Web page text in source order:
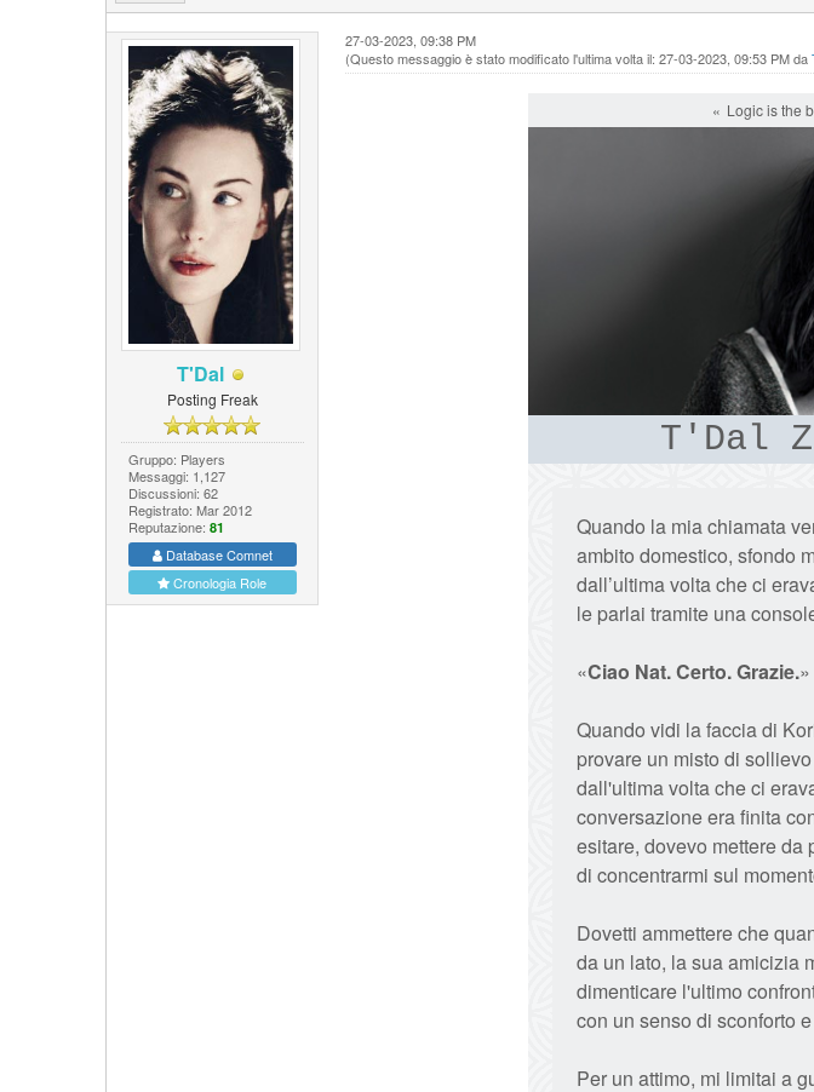
T'Dal
Posting Freak
Gruppo: Players
Messaggi: 1,127
Discussioni: 62
Registrato: Mar 2012
Reputazione: 81
Database Comnet
Cronologia Role
27-03-2023, 09:38 PM
(Questo messaggio è stato modificato l'ultima volta il: 27-03-2023, 09:53 PM da
Logic is the
T'Dal
Quando la mia chiamata
ambito domestico, sfondo
dall’ultima volta che ci
le parlai tramite una
«Ciao Nat. Certo. Grazie.
Quando vidi la faccia di
provare un misto di
dall'ultima volta che ci
conversazione era finita
esitare, dovevo mettere da
di concentrarmi sul
Dovetti ammettere che
da un lato, la sua amicizia
dimenticare l'ultimo
con un senso di sconforto
Per un attimo, mi limitai a